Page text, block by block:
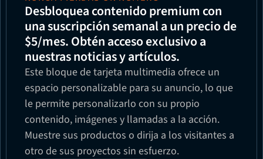
Desbloquea contenido premium con
una suscripción semanal a un precio de
$5/mes. Obtén acceso exclusivo a
nuestras noticias y artículos.
Este bloque de tarjeta multimedia ofrece un
espacio personalizable para su anuncio, lo que
le permite personalizarlo con su propio
contenido, imágenes y llamadas a la acción.
Muestre sus productos o dirija a los visitantes a
otro de sus proyectos sin esfuerzo.